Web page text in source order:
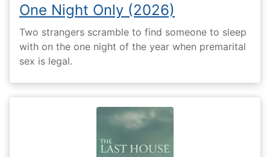
One Night Only (2026)
Two strangers scramble to find someone to sleep
with on the one night of the year when premarital
sex is legal.